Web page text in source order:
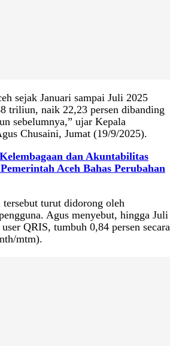
sejak Januari sampai Juli 2025
triliun, naik 22,23 persen dibanding
sebelumnya,” ujar Kepala
Chusaini, Jumat (19/9/2025).
dan Akuntabilitas
Aceh Bahas Perubahan
tersebut turut didorong oleh
Agus menyebut, hingga Juli
QRIS, tumbuh 0,84 persen secara
mtm).